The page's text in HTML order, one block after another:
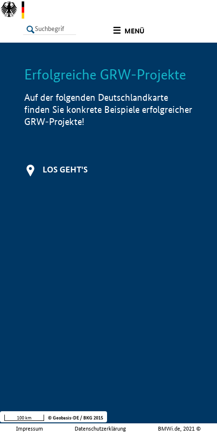
MENÜ
LISTE Info
Erfolgreiche GRW-Projekte
Auf der folgenden Deutschlandkarte
finden Sie konkrete Beispiele erfolgreicher
GRW-Projekte!
LOS GEHT'S
Impressum Datenschutzerklärung BMWi.de, 2021 ©
100 km © Geobasis-DE / BKG 2015